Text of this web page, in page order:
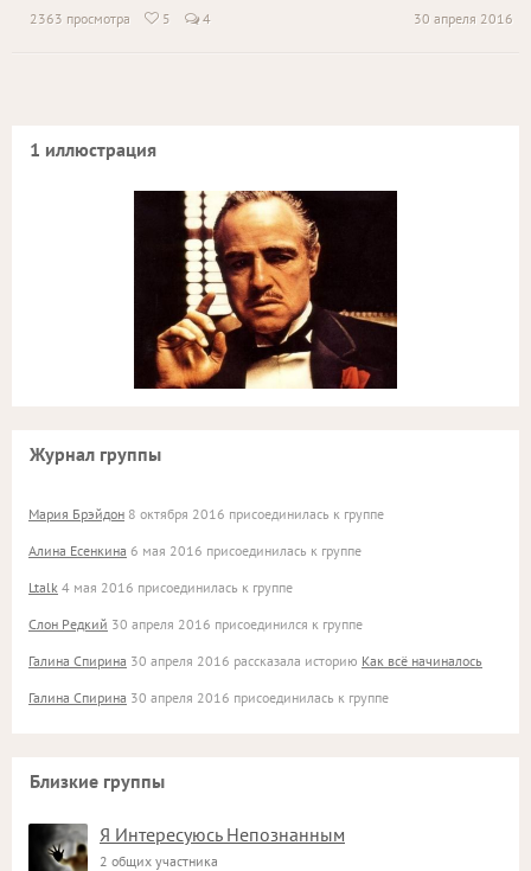
30 апреля 2016
2363 просмотра  5 4
1 иллюстрация
Журнал группы
Мария Брэйдон 8 октября 2016 присоединилась к группе
Алина Есенкина 6 мая 2016 присоединилась к группе
Ltalk 4 мая 2016 присоединилась к группе
Слон Редкий 30 апреля 2016 присоединился к группе
Галина Спирина 30 апреля 2016 рассказала историю Как всё начиналось
Галина Спирина 30 апреля 2016 присоединилась к группе
Близкие группы
Я Интересуюсь Непознанным
2 общих участника